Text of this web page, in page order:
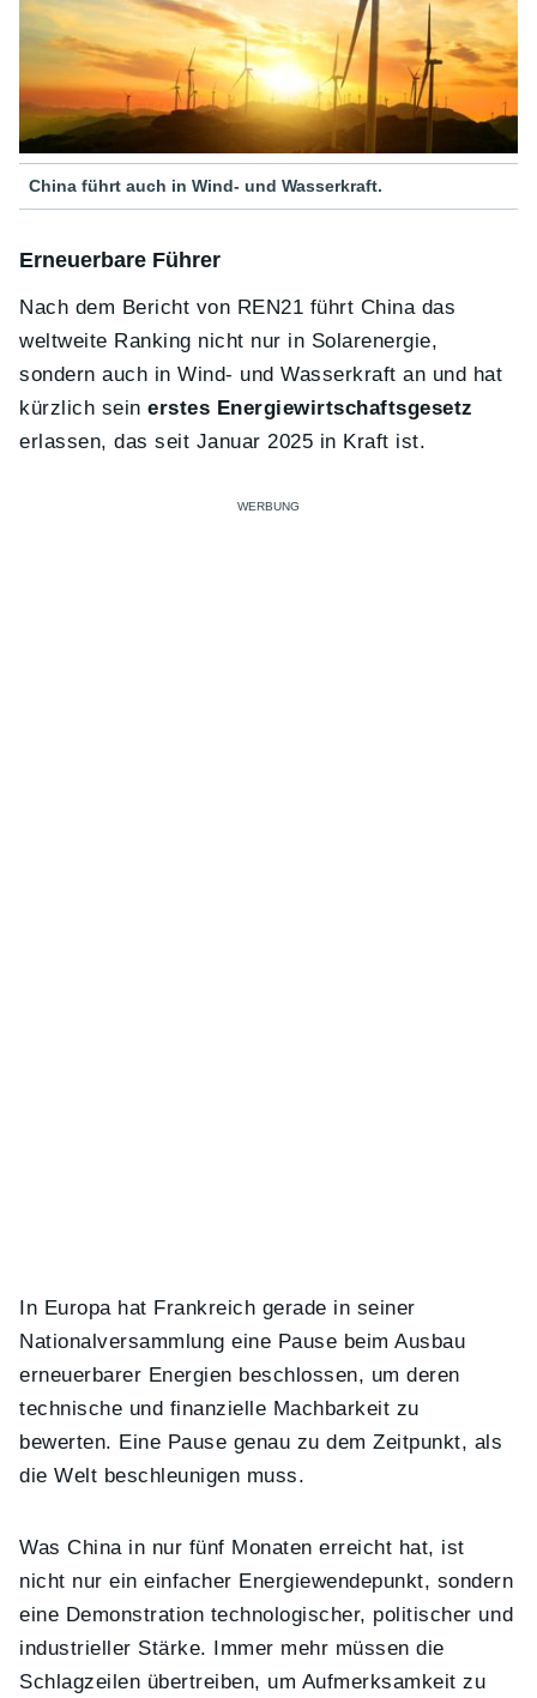
China führt auch in Wind- und Wasserkraft.
Erneuerbare Führer
Nach dem Bericht von REN21 führt China das
weltweite Ranking nicht nur in Solarenergie,
sondern auch in Wind- und Wasserkraft an und hat
kürzlich seinerstes Energiewirtschaftsgesetz
erlassen, das seit Januar 2025 in Kraft ist.
In Europa hat Frankreich gerade in seiner
Nationalversammlung eine Pause beim Ausbau
erneuerbarer Energien beschlossen, um deren
technische und finanzielle Machbarkeit zu
bewerten. Eine Pause genau zu dem Zeitpunkt, als
die Welt beschleunigen muss.
Was China in nur fünf Monaten erreicht hat, ist
nicht nur ein einfacher Energiewendepunkt, sondern
eine Demonstration technologischer, politischer und
industrieller Stärke. Immer mehr müssen die
Schlagzeilen übertreiben, um Aufmerksamkeit zu